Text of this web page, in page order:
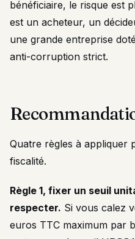
bénéficiaire, le risque est
est un acheteur, un
une grande entreprise
anti-corruption strict.
Quatre règles à appliquer
fiscalité.
Règle 1, fixer un seuil
respecter. Si vous calez
euros TTC maximum par